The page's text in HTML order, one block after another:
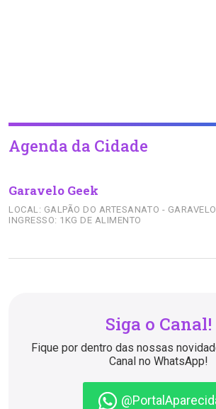
Agenda da Cidade
Garavelo Geek
LOCAL: GALPÃO DO ARTESANATO - GARAVELO
INGRESSO: 1KG DE ALIMENTO
Siga o Canal!
Fique por dentro das nossas
Canal no WhatsApp!